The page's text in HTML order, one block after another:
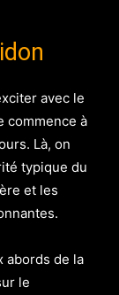
avec le
commence à
Là, on
typique du
et les
abords de la
le